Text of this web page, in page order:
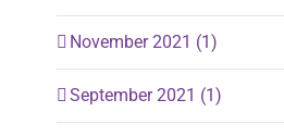
November 2021 (1)
September 2021 (1)